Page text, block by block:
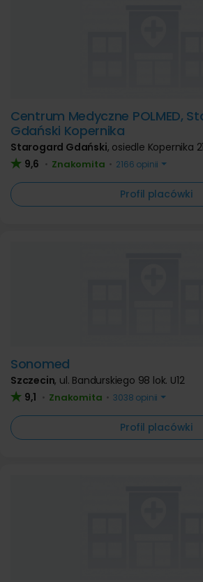
Centrum Medyczne POLMED,
Gdański Kopernika
Starogard Gdański, osiedle Kopernika 21
9,6 • Znakomita • 2166 opinii
Profil placówki
Sonomed
Szczecin, ul. Bandurskiego 98 lok. U12
9,1 • Znakomita • 3038 opinii
Profil placówki